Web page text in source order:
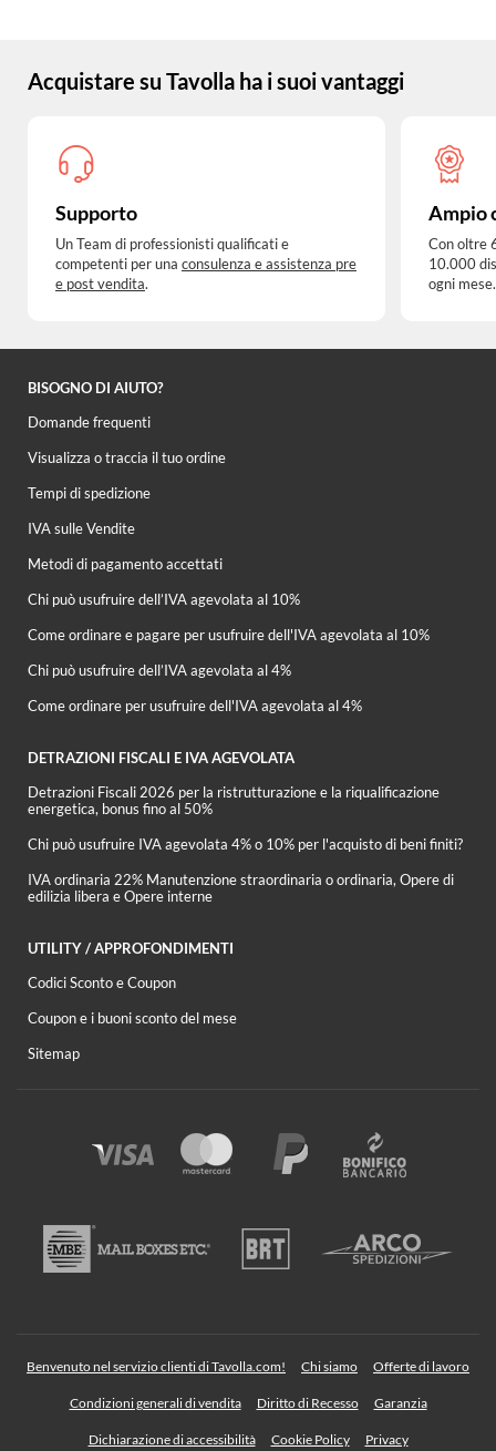
Acquistare su Tavolla ha i suoi vantaggi
Supporto
Un Team di professionisti qualificati e
competenti per una consulenza e assistenza pre
e post vendita.
Ampio
Con oltre
10.000
ogni mese.
BISOGNO DI AIUTO?
Domande frequenti
Visualizza o traccia il tuo ordine
Tempi di spedizione
IVA sulle Vendite
Metodi di pagamento accettati
Chi può usufruire dell’IVA agevolata al 10%
Come ordinare e pagare per usufruire dell'IVA agevolata al 10%
Chi può usufruire dell’IVA agevolata al 4%
Come ordinare per usufruire dell'IVA agevolata al 4%
DETRAZIONI FISCALI E IVA AGEVOLATA
Detrazioni Fiscali 2026 per la ristrutturazione e la riqualificazione
energetica, bonus fino al 50%
Chi può usufruire IVA agevolata 4% o 10% per l'acquisto di beni finiti?
IVA ordinaria 22% Manutenzione straordinaria o ordinaria, Opere di
edilizia libera e Opere interne
UTILITY / APPROFONDIMENTI
Codici Sconto e Coupon
Coupon e i buoni sconto del mese
Sitemap
Benvenuto nel servizio clienti di Tavolla.com! Chi siamo Offerte di lavoro
Condizioni generali di vendita Diritto di Recesso Garanzia
Dichiarazione di accessibilità Cookie Policy Privacy